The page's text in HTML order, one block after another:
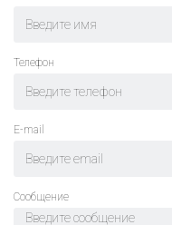
Телефон
E-mail
Cообщение